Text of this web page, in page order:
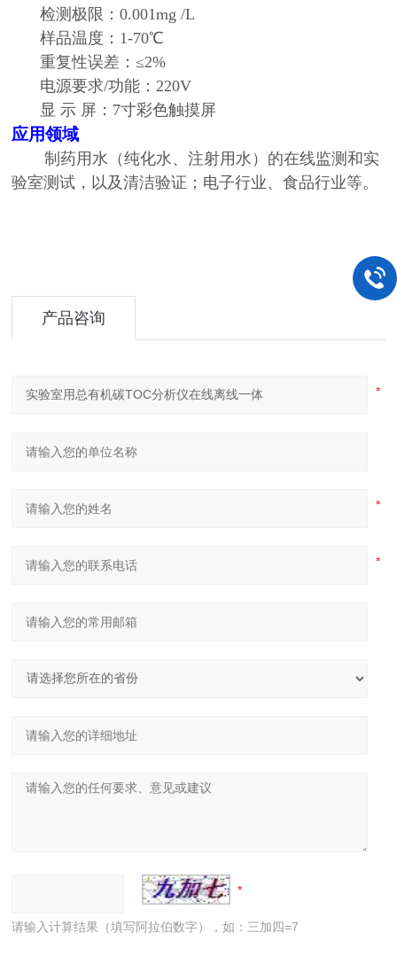
检测极限：0.001mg /L
样品温度：1-70℃
重复性误差：≤2%
电源要求/功能：220V
显 示 屏：7寸彩色触摸屏
应用领域
制药用水（纯化水、注射用水）的在线监测和实
验室测试，以及清洁验证；电子行业、食品行业等。
产品咨询
请输入计算结果（填写阿拉伯数字），如：三加四=7